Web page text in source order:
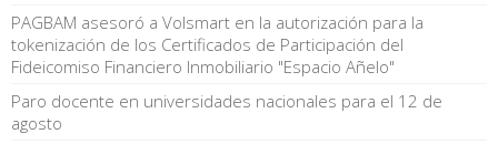
PAGBAM asesoró a Volsmart en la autorización para la
tokenización de los Certificados de Participación del
Fideicomiso Financiero Inmobiliario "Espacio Añelo"
Paro docente en universidades nacionales para el 12 de
agosto